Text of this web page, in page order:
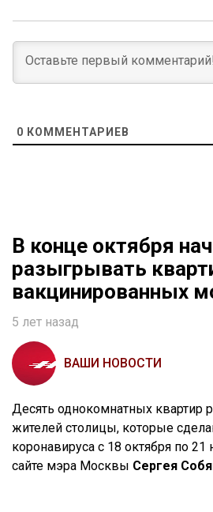
0 КОММЕНТАРИЕВ
В конце октября
разыгрывать
вакцинированных
5 лет назад
ВАШИ НОВОСТИ
Десять однокомнатных квартир
жителей столицы, которые
коронавируса с 18 октября по 21
сайте мэра Москвы Сергея